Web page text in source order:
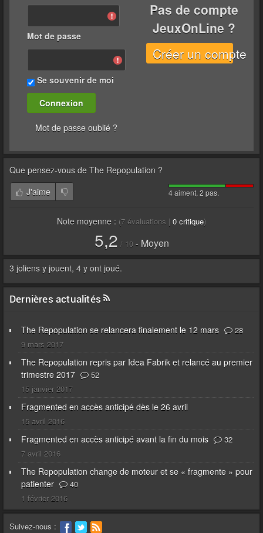
Mot de passe
Se souvenir de moi
Mot de passe oublié ?
Pas de compte
JeuxOnLine ?
Créer un compte
Que pensez-vous de The Repopulation ?
4 aiment, 2 pas.
J'aime
Note moyenne : (7 évaluations | 0 critique)
5,2 / 10 - Moyen
3 joliens y jouent, 4 y ont joué.
Dernières actualités
The Repopulation se relancera finalement le 12 mars
28
9 mars 2017
The Repopulation repris par Idea Fabrik et relancé au premier
trimestre 2017
52
15 janvier 2017
Fragmented en accès anticipé dès le 26 avril
15 avril 2016
Fragmented en accès anticipé avant la fin du mois
32
7 avril 2016
The Repopulation change de moteur et se « fragmente » pour
patienter
40
1 février 2016
Suivez-nous :